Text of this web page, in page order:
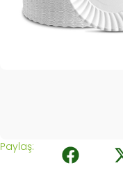
Paylaş: